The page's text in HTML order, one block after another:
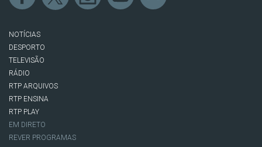
NOTÍCIAS
DESPORTO
TELEVISÃO
RÁDIO
RTP ARQUIVOS
RTP ENSINA
RTP PLAY
EM DIRETO
REVER PROGRAMAS